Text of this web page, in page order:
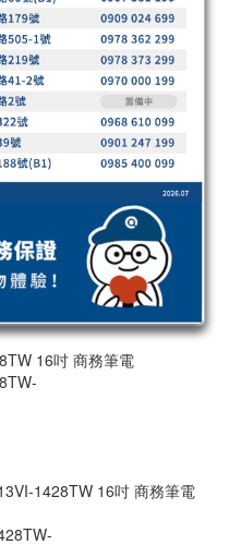
16吋 商務筆電
1428TW 16吋 商務筆電